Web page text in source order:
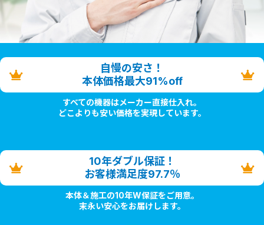
自慢の安さ！
本体価格最大91%off
すべての機器はメーカー直接仕入れ。
どこよりも安い価格を実現しています。
10年ダブル保証！
お客様満足度97.7％
本体＆施工の10年W保証をご用意。
末永い安心をお届けします。